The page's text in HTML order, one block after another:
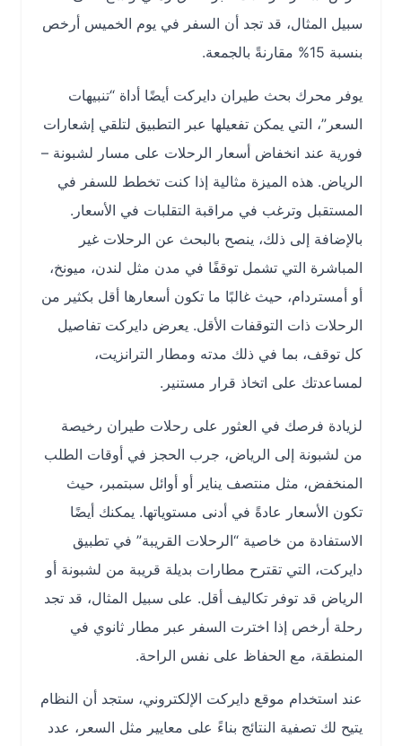
سبيل المثال، قد تجد أن السفر في يوم الخميس أرخص
بنسبة 15% مقارنةً بالجمعة.
يوفر محرك بحث طيران دايركت أيضًا أداة “تنبيهات
السعر”، التي يمكن تفعيلها عبر التطبيق لتلقي إشعارات
فورية عند انخفاض أسعار الرحلات على مسار لشبونة –
الرياض. هذه الميزة مثالية إذا كنت تخطط للسفر في
المستقبل وترغب في مراقبة التقلبات في الأسعار.
بالإضافة إلى ذلك، ينصح بالبحث عن الرحلات غير
المباشرة التي تشمل توقفًا في مدن مثل لندن، ميونخ،
أو أمستردام، حيث غالبًا ما تكون أسعارها أقل بكثير من
الرحلات ذات التوقفات الأقل. يعرض دايركت تفاصيل
كل توقف، بما في ذلك مدته ومطار الترانزيت،
لمساعدتك على اتخاذ قرار مستنير.
لزيادة فرصك في العثور على رحلات طيران رخيصة
من لشبونة إلى الرياض، جرب الحجز في أوقات الطلب
المنخفض، مثل منتصف يناير أو أوائل سبتمبر، حيث
تكون الأسعار عادةً في أدنى مستوياتها. يمكنك أيضًا
الاستفادة من خاصية “الرحلات القريبة” في تطبيق
دايركت، التي تقترح مطارات بديلة قريبة من لشبونة أو
الرياض قد توفر تكاليف أقل. على سبيل المثال، قد تجد
رحلة أرخص إذا اخترت السفر عبر مطار ثانوي في
المنطقة، مع الحفاظ على نفس الراحة.
عند استخدام موقع دايركت الإلكتروني، ستجد أن النظام
يتيح لك تصفية النتائج بناءً على معايير مثل السعر، عدد